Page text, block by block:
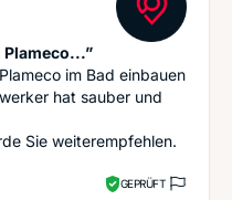
Plameco...”
im Bad einbauen
hat sauber und
Sie weiterempfehlen.
GEPRÜFT